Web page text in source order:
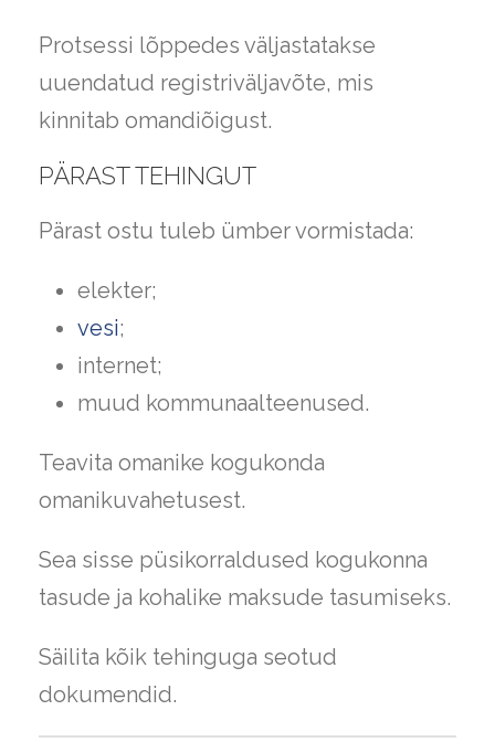
Protsessi lõppedes väljastatakse
uuendatud registriväljavõte, mis
kinnitab omandiõigust.
PÄRAST TEHINGUT
Pärast ostu tuleb ümber vormistada:
elekter;
vesi;
internet;
muud kommunaalteenused.
Teavita omanike kogukonda
omanikuvahetusest.
Sea sisse püsikorraldused kogukonna
tasude ja kohalike maksude tasumiseks.
Säilita kõik tehinguga seotud
dokumendid.